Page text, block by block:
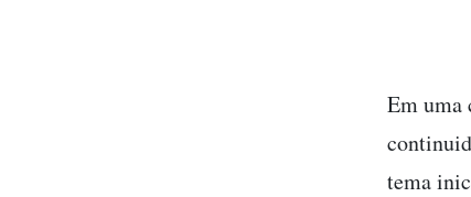
Em uma
tema